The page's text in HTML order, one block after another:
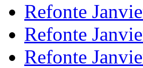
Refonte
Refonte
Refonte